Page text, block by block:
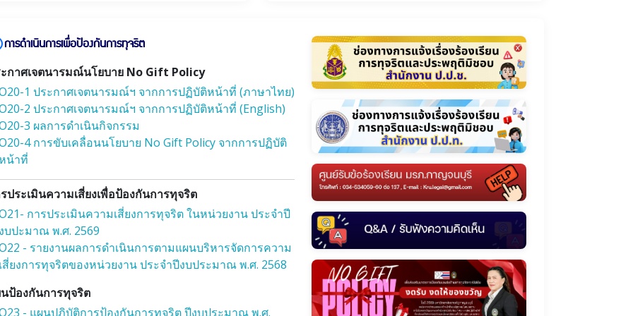
การดำเนินการเพื่อป้องกันการทุจริต
กาศเจตนารมณ์นโยบาย No Gift Policy
1 ประกาศเจตนารมณ์ฯ จากการปฏิบัติหน้าที่ (ภาษาไทย)
2 ประกาศเจตนารมณ์ฯ จากการปฏิบัติหน้าที่ (English)
3 ผลการดำเนินกิจกรรม
4 การขับเคลื่อนนโยบาย No Gift Policy จากการปฏิบัติ
น้าที่
ประเมินความเสี่ยงเพื่อป้องกันการทุจริต
การประเมินความเสี่ยงการทุจริต ในหน่วยงาน ประจำปี
งบปะมาณ พ.ศ. 2569
- รายงานผลการดำเนินการตามแผนบริหารจัดการความ
เสี่ยงการทุจริตของหน่วยงาน ประจำปีงบประมาณ พ.ศ. 2568
ป้องกันการทุจริต
- แผนปฏิบัติการป้องกันการทุจริต ปีงบประมาณ พ.ศ.